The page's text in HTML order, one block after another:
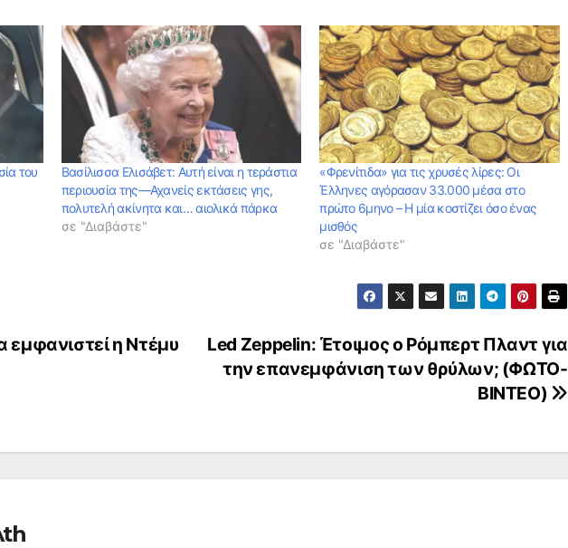
του
Βασίλισσα Ελισάβετ: Αυτή είναι η τεράστια
περιουσία της—Αχανείς εκτάσεις γης,
πολυτελή ακίνητα και… αιολικά πάρκα
σε "Διαβάστε"
«Φρενίτιδα» για τις χρυσές λίρες: Οι
Έλληνες αγόρασαν 33.000 μέσα στο
πρώτο 6μηνο – Η μία κοστίζει όσο ένας
μισθός
σε "Διαβάστε"
Led Zeppelin: Έτοιμος ο Ρόμπερτ Πλαντ για
την επανεμφάνιση των θρύλων; (ΦΩΤΟ-
ΒΙΝΤΕΟ)
εμφανιστεί η Ντέμυ